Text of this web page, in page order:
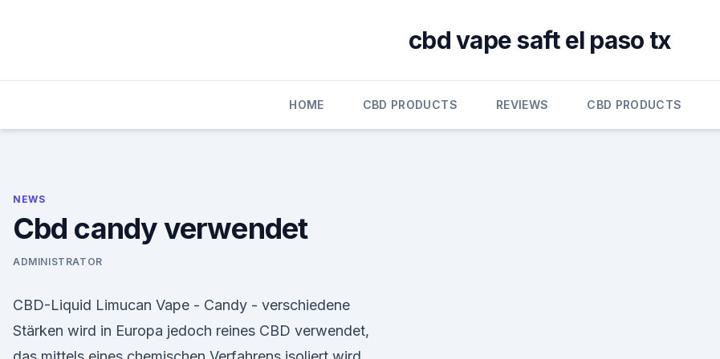
cbd vape saft el paso tx
HOME CBD PRODUCTS REVIEWS CBD PRODUCTS
NEWS
Cbd candy verwendet
ADMINISTRATOR
CBD-Liquid Limucan Vape - Candy - verschiedene
Stärken wird in Europa jedoch reines CBD verwendet,